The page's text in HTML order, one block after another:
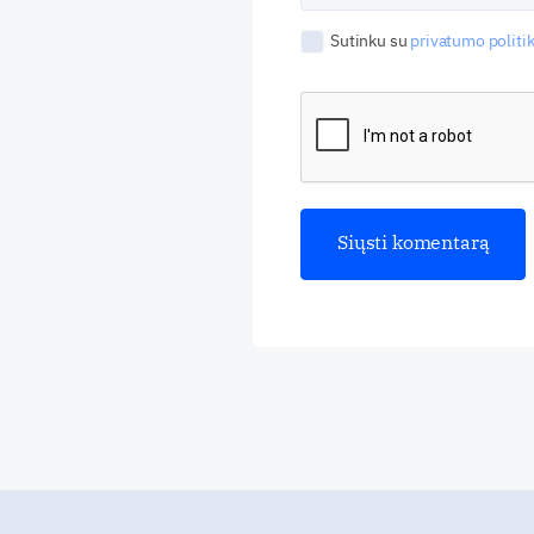
Sutinku su privatumo